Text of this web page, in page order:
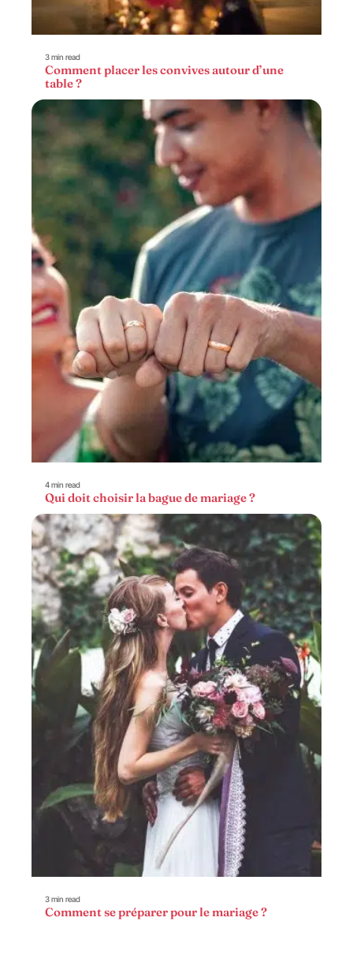
3 min read
Comment placer les convives autour d’une
table ?
4 min read
Qui doit choisir la bague de mariage ?
3 min read
Comment se préparer pour le mariage ?